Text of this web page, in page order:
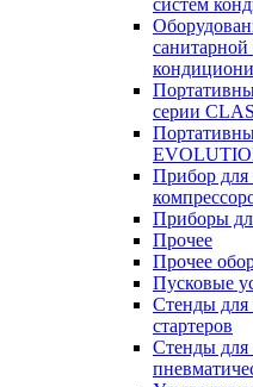
систем
санитарной
серии
Прибор для
Приборы
Прочее
Прочее
Пусковые
Стенды для
стартеров
Стенды для